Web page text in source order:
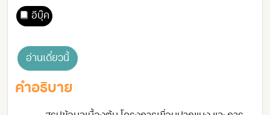
อีบุ๊ค
อ่านเดี๋ยวนี้
คำอธิบาย